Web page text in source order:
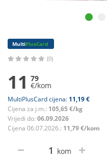
MultiPlusCard
(0)
11 79
€/kom
MultiPlusCard cijena: 11,19 €
Cijena za j.m.: 105,65 €/kg
Vrijedi do: 06.09.2026
Cijena 06.07.2026.: 11,79 €/kom
kom